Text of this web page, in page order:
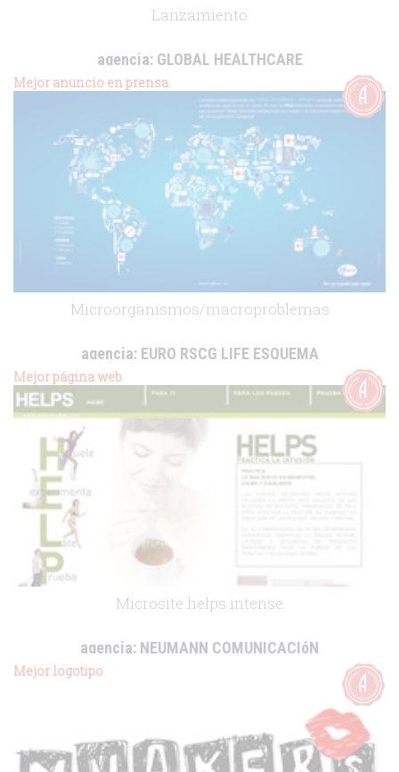
Lanzamiento
agencia:GLOBAL HEALTHCARE
cliente:
Mejor anuncio en prensa
Microorganismos/macroproblemas
agencia:EURO RSCG LIFE ESQUEMA
.
Mejor página web
Microsite helps intense
agencia: NEUMANN COMUNICACIóN
Mejor logotipo